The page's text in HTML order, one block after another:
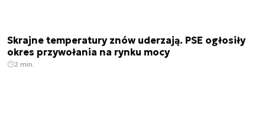
Skrajne temperatury znów uderzają. PSE ogłosiły
okres przywołania na rynku mocy
2 min.